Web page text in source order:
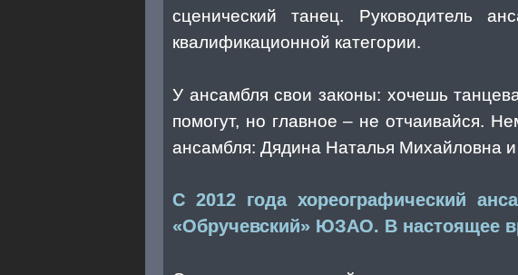
сценический танец. Руководитель
квалификационной категории.
У ансамбля свои законы: хочешь
помогут, но главное – не отчаивайся.
ансамбля: Дядина Наталья Михайловна
С 2012 года хореографический
«Обручевский» ЮЗАО. В настоящее